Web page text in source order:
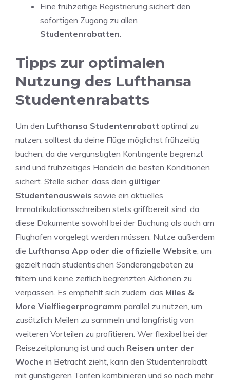
Eine frühzeitige Registrierung sichert den
sofortigen Zugang zu allen
Studentenrabatten
Tipps zur optimalen
Nutzung des Lufthansa
Studentenrabatts
Um den Lufthansa Studentenrabatt optimal zu
nutzen, solltest du deine Flüge möglichst frühzeitig
buchen, da die vergünstigten Kontingente begrenzt
sind und frühzeitiges Handeln die besten Konditionen
sichert. Stelle sicher, dass dein gültiger
Studentenausweis sowie ein aktuelles
Immatrikulationsschreiben stets griffbereit sind, da
diese Dokumente sowohl bei der Buchung als auch am
Flughafen vorgelegt werden müssen. Nutze außerdem
die Lufthansa App oder die offizielle Website , um
gezielt nach studentischen Sonderangeboten zu
filtern und keine zeitlich begrenzten Aktionen zu
verpassen. Es empfiehlt sich zudem, das Miles &
More Vielfliegerprogramm parallel zu nutzen, um
zusätzlich Meilen zu sammeln und langfristig von
weiteren Vorteilen zu profitieren. Wer flexibel bei der
Reisezeitplanung ist und auch Reisen unter der
Woche in Betracht zieht, kann den Studentenrabatt
mit günstigeren Tarifen kombinieren und so noch mehr